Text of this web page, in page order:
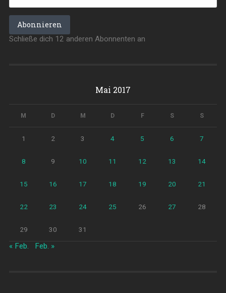
Abonnieren
Schließe dich 12 anderen Abonnenten an
Mai 2017
M D M D F S S
1 2 3 4 5 6 7
8 9 10 11 12 13 14
15 16 17 18 19 20 21
22 23 24 25 26 27 28
29 30 31
« Feb. Feb. »